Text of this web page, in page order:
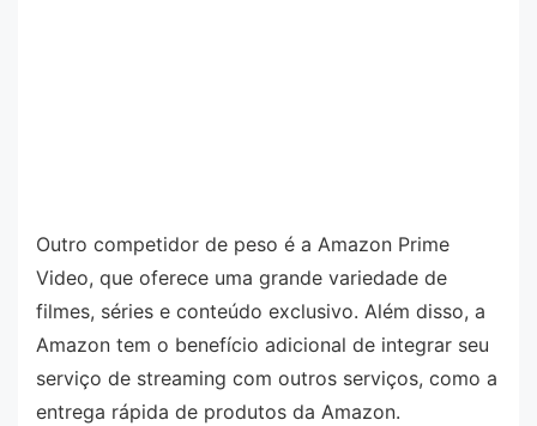
Outro competidor de peso é a Amazon Prime
Video, que oferece uma grande variedade de
filmes, séries e conteúdo exclusivo. Além disso, a
Amazon tem o benefício adicional de integrar seu
serviço de streaming com outros serviços, como a
entrega rápida de produtos da Amazon.